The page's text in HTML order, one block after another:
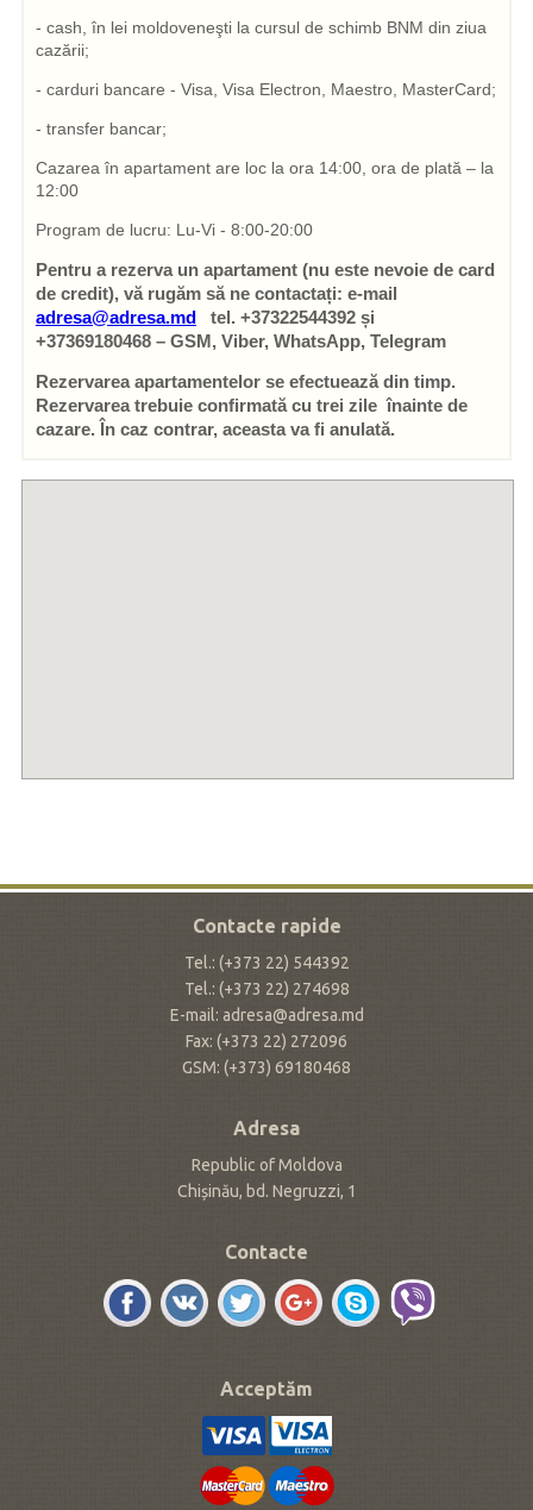
- cash, în lei moldoveneşti la cursul de schimb BNM din ziua
cazării;
- carduri bancare - Visa, Visa Electron, Maestro, MasterCard;
- transfer bancar;
Cazarea în apartament are loc la ora 14:00, ora de plată – la
12:00
Program de lucru: Lu-Vi - 8:00-20:00
Pentru a rezerva un apartament (nu este nevoie de card
de credit), vă rugăm să ne contactați: e-mail
adresa@adresa.mdtel. +37322544392 și
+37369180468 – GSM, Viber, WhatsApp, Telegram
Rezervarea apartamentelor se efectuează din timp.
Rezervarea trebuie confirmată cu trei zile înainte de
cazare. În caz contrar, aceasta va fi anulată.
Contacte rapide
Tel.: (+373 22) 544392
Tel.: (+373 22) 274698
E-mail: adresa@adresa.md
Fax: (+373 22) 272096
GSM: (+373) 69180468
Adresa
Republic of Moldova
Chișinău, bd. Negruzzi, 1
Contacte
Acceptăm